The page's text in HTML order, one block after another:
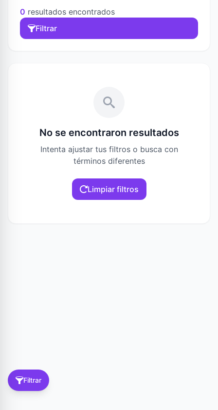
Filtrar
0 resultados encontrados
Filtrar
No se encontraron resultados
Intenta ajustar tus filtros o busca con
términos diferentes
Limpiar filtros